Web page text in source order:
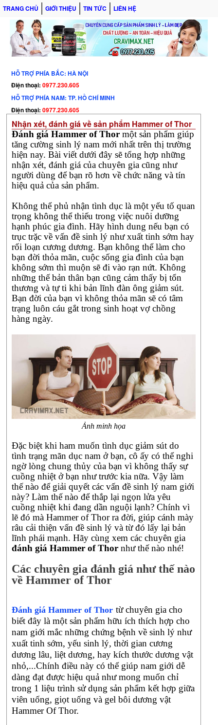
TRANG CHỦ GIỚI THIỆU TIN TỨC LIÊN HỆ
HỖ TRỢ PHÍA BẮC: HÀ NỘI
Điện thoại: 0977.230.605
HỖ TRỢ PHÍA NAM: TP. HỒ CHÍ MINH
Điện thoại: 0977.230.605
Nhận xét, đánh giá về sản phẩm Hammer of Thor
Đánh giá Hammer of Thor một sản phẩm giúp
tăng cường sinh lý nam mới nhất trên thị trường
hiện nay. Bài viết dưới đây sẽ tổng hợp những
nhận xét, đánh giá của chuyên gia cũng như
người dùng để bạn rõ hơn về chức năng và tín
hiệu quả của sản phẩm.
Không thể phủ nhận tình dục là một yếu tố quan
trọng không thể thiếu trong việc nuôi dưỡng
hạnh phúc gia đình. Hãy hình dung nếu bạn có
trục trặc về vấn đề sinh lý như xuất tinh sớm hay
rối loạn cương dương. Bạn không thể làm cho
bạn đời thỏa mãn, cuộc sống gia đình của bạn
không sớm thì muộn sẽ đi vào rạn nứt. Không
những thế bản thân bạn cũng cảm thấy bị tổn
thương và tự ti khi bản lĩnh đàn ông giảm sút.
Bạn đời của bạn vì không thỏa mãn sẽ có tâm
trạng luôn cáu gắt trong sinh hoạt vợ chồng
hàng ngày.
Ảnh minh họa
Đặc biệt khi ham muốn tình dục giảm sút do
tình trạng mãn dục nam ở bạn, cô ấy có thể nghi
ngờ lòng chung thủy của bạn vì không thấy sự
cuồng nhiệt ở bạn như trước kia nữa. Vậy làm
thế nào để giải quyết các vấn đề sinh lý nam giới
này? Làm thế nào để thắp lại ngọn lửa yêu
cuồng nhiệt khi đang dần nguội lạnh? Chính vì
lẽ đó mà Hammer of Thor ra đời, giúp cánh mày
râu cải thiện vấn đề sinh lý và từ đó lấy lại bản
lĩnh phái mạnh. Hãy cùng xem các chuyên gia
đánh giá Hammer of Thor như thế nào nhé!
Các chuyên gia đánh giá như thế nào
về Hammer of Thor
Đánh giá Hammer of Thor từ chuyên gia cho
biết đây là một sản phẩm hữu ích thích hợp cho
nam giới mắc những chứng bệnh về sinh lý như
xuất tinh sớm, yếu sinh lý, thời gian cương
dương lâu, liệt dương, hay kích thước dương vật
nhỏ,...Chính điều này có thể giúp nam giới dễ
dàng đạt được hiệu quả như mong muốn chỉ
trong 1 liệu trình sử dụng sản phẩm kết hợp giữa
viên uống, giọt uống và gel bôi dương vật
Hammer Of Thor.
Hammer
of
Thor
một
sản
giúp
tăng
cường
sinh
nam
mới
nhất
trên
thị
trường
hiện
Bài
viết
dưới
đây
sẽ
tổng
hợp
những
nhận
xét,
đánh
giá
cũng
người
dùng
bạn
về
chức
năng
và
tín
hiệu
quả
của
sản
phẩm.
Không
phủ
nhận
tình
là
một
yếu
tố
quan
trọng
không
thể
thiếu
trong
việc